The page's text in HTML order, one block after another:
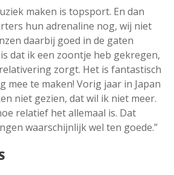
maken is topsport. En dan
hun adrenaline nog, wij niet
daarbij goed in de gaten
dat ik een zoontje heb gekregen,
zorgt. Het is fantastisch
mee te maken! Vorig jaar in Japan
niet gezien, dat wil ik niet meer.
relatief het allemaal is. Dat
waarschijnlijk wel ten goede.”